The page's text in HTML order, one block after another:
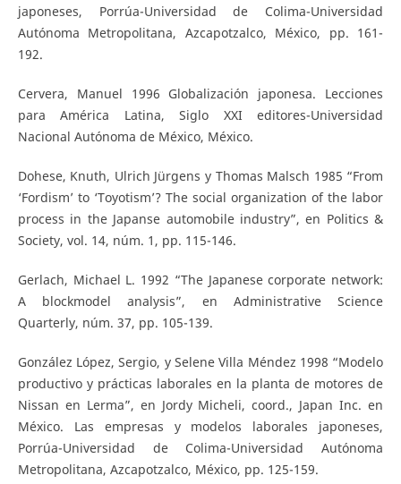
japoneses, Porrúa-Universidad de Colima-Universidad
Autónoma Metropolitana, Azcapotzalco, México, pp. 161-
192.
Cervera, Manuel 1996 Globalización japonesa. Lecciones
para América Latina, Siglo XXI editores-Universidad
Nacional Autónoma de México, México.
Dohese, Knuth, Ulrich Jürgens y Thomas Malsch 1985 “From
‘Fordism’ to ‘Toyotism’? The social organization of the labor
process in the Japanse automobile industry”, en Politics &
Society, vol. 14, núm. 1, pp. 115-146.
Gerlach, Michael L. 1992 “The Japanese corporate network:
A blockmodel analysis”, en Administrative Science
Quarterly, núm. 37, pp. 105-139.
González López, Sergio, y Selene Villa Méndez 1998 “Modelo
productivo y prácticas laborales en la planta de motores de
Nissan en Lerma”, en Jordy Micheli, coord., Japan Inc. en
México. Las empresas y modelos laborales japoneses,
Porrúa-Universidad de Colima-Universidad Autónoma
Metropolitana, Azcapotzalco, México, pp. 125-159.